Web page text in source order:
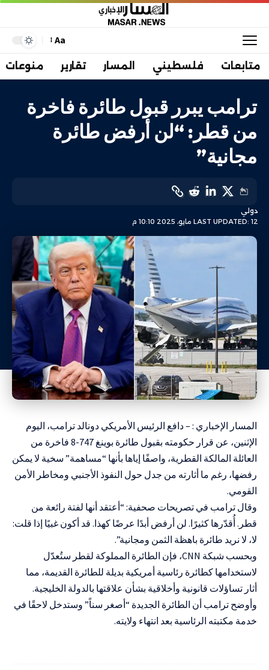
Aa
متابعات فلسطيني المسار تقارير منوعات
ترامب يبرر قبول طائرة فاخرة
من قطر: “لن أرفض طائرة
مجانية”
LAST UPDATED: 12 مايو، 2025 10:10 م
دولي
المسار الإخباري : – دافع الرئيس الأمريكي دونالد ترامب، اليوم
الإثنين، عن قرار حكومته بقبول طائرة بوينغ 747-8 فاخرة من
العائلة المالكة القطرية، واصفًا إياها بأنها “مساهمة” سخية لا يمكن
رفضها، رغم ما أثارته من جدل حول النفوذ الأجنبي ومخاطر الأمن
القومي.
وقال ترامب في تصريحات صحفية: “أعتقد أنها لفتة رائعة من
قطر. أُقدّرها كثيرًا. لن أرفض أبدًا عرضًا كهذا. قد أكون غبيًا إذا قلت:
لا، لا نريد طائرة باهظة الثمن ومجانية”.
وبحسب شبكة CNN، فإن الطائرة المملوكة لقطر ستُعدّل
لاستخدامها كطائرة رئاسية أمريكية بديلة للطائرة القديمة، مما
أثار تساؤلات قانونية وأخلاقية بشأن علاقتها بالدولة الخليجية.
وأوضح ترامب أن الطائرة الجديدة “أصغر سناً” وستدخل لاحقًا في
خدمة مكتبته الرئاسية بعد انتهاء ولايته.